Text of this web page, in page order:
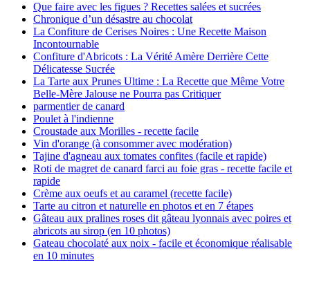
Que faire avec les figues ? Recettes salées et sucrées
Chronique d’un désastre au chocolat
La Confiture de Cerises Noires : Une Recette Maison
Incontournable
Confiture d'Abricots : La Vérité Amère Derrière Cette
Délicatesse Sucrée
La Tarte aux Prunes Ultime : La Recette que Même Votre
Belle-Mère Jalouse ne Pourra pas Critiquer
parmentier de canard
Poulet à l'indienne
Croustade aux Morilles - recette facile
Vin d'orange (à consommer avec modération)
Tajine d'agneau aux tomates confites (facile et rapide)
Roti de magret de canard farci au foie gras - recette facile et
rapide
Crème aux oeufs et au caramel (recette facile)
Tarte au citron et naturelle en photos et en 7 étapes
Gâteau aux pralines roses dit gâteau lyonnais avec poires et
abricots au sirop (en 10 photos)
Gateau chocolaté aux noix - facile et économique réalisable
en 10 minutes